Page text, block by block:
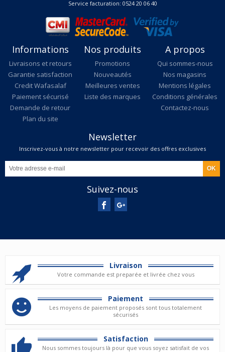
Service facturation: 0524 20 06 40
Informations
Livraisons et retours
Garantie satisfaction
Credit Wafasalaf
Paiement sécurisé
Demande de retour
Plan du site
Nos produits
Promotions
Nouveautés
Meilleures ventes
Liste des marques
A propos
Qui sommes-nous
Nos magasins
Mentions légales
Conditions générales
Contactez-nous
Newsletter
Inscrivez-vous à notre newsletter pour recevoir des offres exclusives
Suivez-nous
Livraison
Votre commande est preparée et livrée chez vous
Paiement
Les moyens de paiement proposés sont tous totalement
sécurisés
Satisfaction
Nous sommes toujours là pour que vous soyez satisfait de vos